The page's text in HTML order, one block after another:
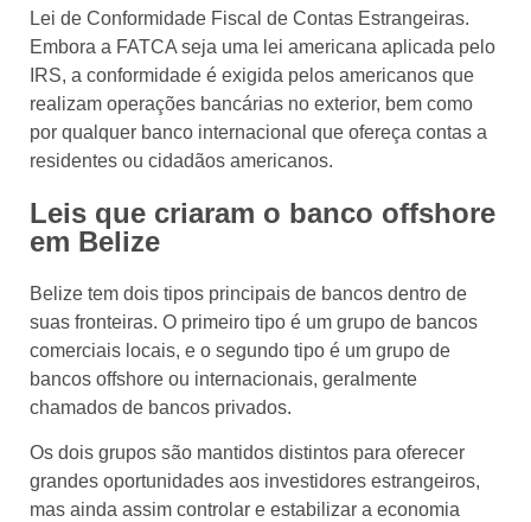
Lei de Conformidade Fiscal de Contas Estrangeiras.
Embora a FATCA seja uma lei americana aplicada pelo
IRS, a conformidade é exigida pelos americanos que
realizam operações bancárias no exterior, bem como
por qualquer banco internacional que ofereça contas a
residentes ou cidadãos americanos.
Leis que criaram o banco offshore
em Belize
Belize tem dois tipos principais de bancos dentro de
suas fronteiras. O primeiro tipo é um grupo de bancos
comerciais locais, e o segundo tipo é um grupo de
bancos offshore ou internacionais, geralmente
chamados de bancos privados.
Os dois grupos são mantidos distintos para oferecer
grandes oportunidades aos investidores estrangeiros,
mas ainda assim controlar e estabilizar a economia